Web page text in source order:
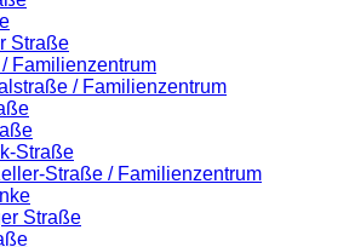
Straße
Familienzentrum
/ Familienzentrum
Straße
Straße / Familienzentrum
Straße